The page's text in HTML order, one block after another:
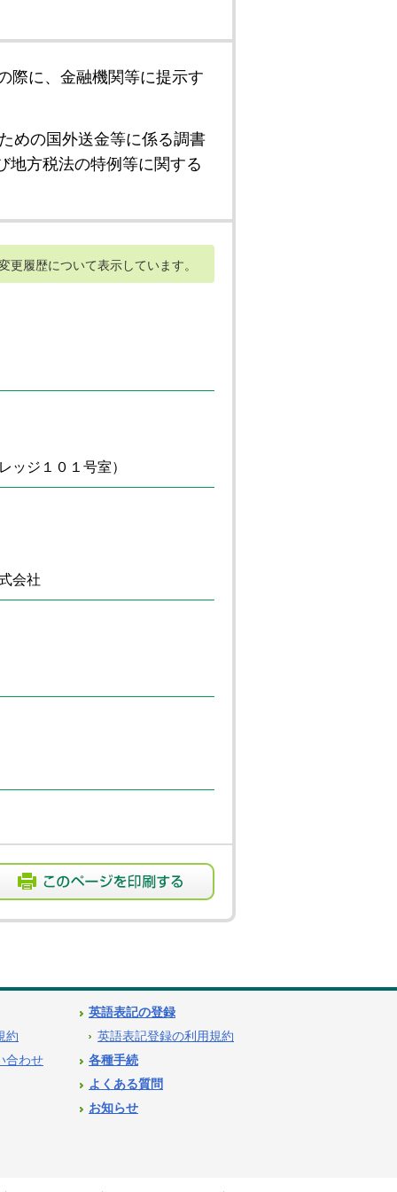
際に、金融機関等に提示す
めの国外送金等に係る調書
地方税法の特例等に関する
更履歴について表示しています。
ッジ１０１号室）
会社
約
合わせ
英語表記の登録
英語表記登録の利用規約
各種手続
よくある質問
お知らせ